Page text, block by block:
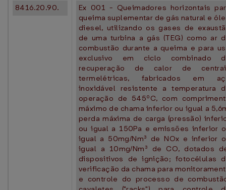
8416.20.90.
Ex 001 - Queimadores horizontais
queima suplementar de gás natural e
diesel, utilizando os gases de
de uma turbina a gás (TEG) como ar
combustão durante a queima e para
exclusivo em ciclo combinado
recuperação de calor de
termelétricas, fabricados em
inoxidável resistente a temperatura
operação de 545ºC, com
máximo de chama inferior ou igual a
perda máxima de carga (pressão)
ou igual a 150Pa e emissões inferior
igual a 50mg/Nm³ de NOx e inferior
igual a 10mg/Nm³ de CO, dotados
dispositivos de ignição; fotocélulas
verificação da chama para
e controle do processo de